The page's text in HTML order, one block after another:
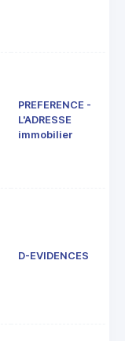
PREFERENCE -
L'ADRESSE
immobilier
D-EVIDENCES